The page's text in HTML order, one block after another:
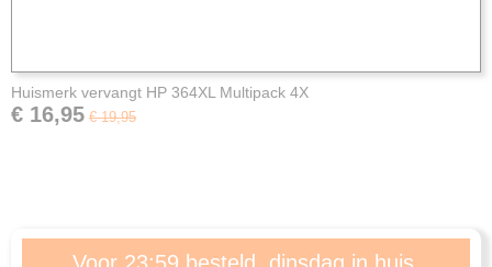
Huismerk vervangt HP 364XL Multipack 4X
€ 16,95 € 19,95